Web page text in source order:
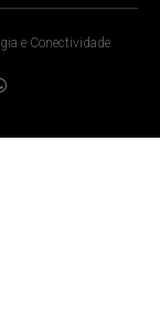
e Conectividade